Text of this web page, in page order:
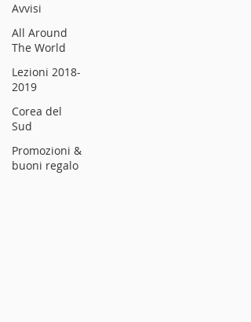
Avvisi
All Around
The World
Lezioni 2018-
2019
Corea del
Sud
Promozioni &
buoni regalo